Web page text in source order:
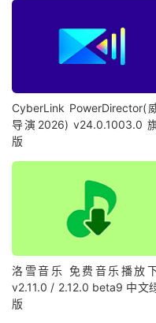
CyberLink PowerDirector(
导演2026) v24.0.1003.0
版
洛雪音乐 免费音乐播放
v2.11.0 / 2.12.0 beta9 中文
版